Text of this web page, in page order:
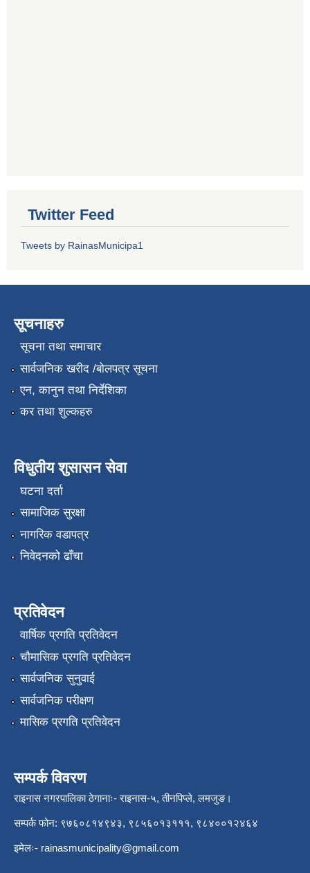
Twitter Feed
Tweets by RainasMunicipa1
सूचनाहरु
सूचना तथा समाचार
सार्वजनिक खरीद /बोलपत्र सूचना
एन, कानुन तथा निर्देशिका
कर तथा शुल्कहरु
विधुतीय शुसासन सेवा
घटना दर्ता
सामाजिक सुरक्षा
नागरिक वडापत्र
निवेदनको ढाँचा
प्रतिवेदन
वार्षिक प्रगति प्रतिवेदन
चौमासिक प्रगति प्रतिवेदन
सार्वजनिक सुनुवाई
सार्वजनिक परीक्षण
मासिक प्रगति प्रतिवेदन
सम्पर्क विवरण
राइनास नगरपालिका ठेगानाः- राइनास-५, तीनपिप्ले, लमजुङ।
सम्पर्क फोन: ९७६०८१४९४३, ९८५६०१३१११, ९८४००१२४६४
इमेलः- rainasmunicipality@gmail.com